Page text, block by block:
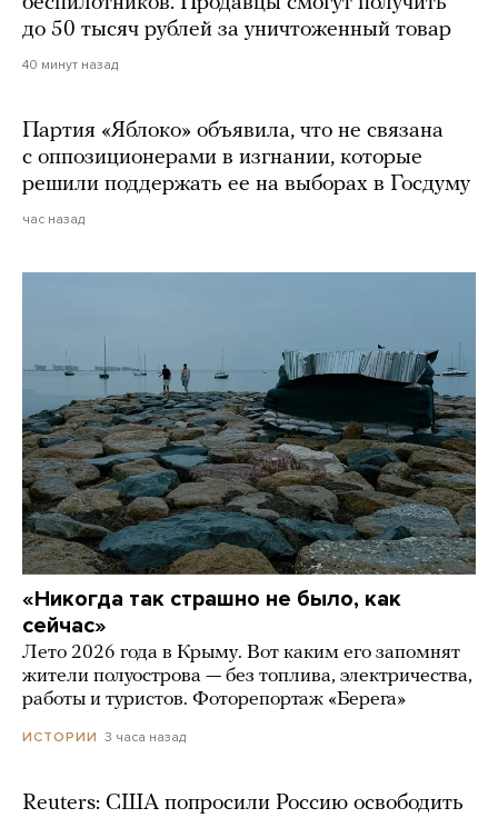
до 50 тысяч рублей за уничтоженный товар
40 минут назад
Партия «Яблоко» объявила, что не связана
с оппозиционерами в изгнании, которые
решили поддержать ее на выборах в Госдуму
час назад
«Никогда так страшно не было, как
сейчас»
Лето 2026 года в Крыму. Вот каким его запомнят
жители полуострова — без топлива, электричества,
работы и туристов. Фоторепортаж «Берега»
ИСТОРИИ 3 часа назад
Reuters: США попросили Россию освободить